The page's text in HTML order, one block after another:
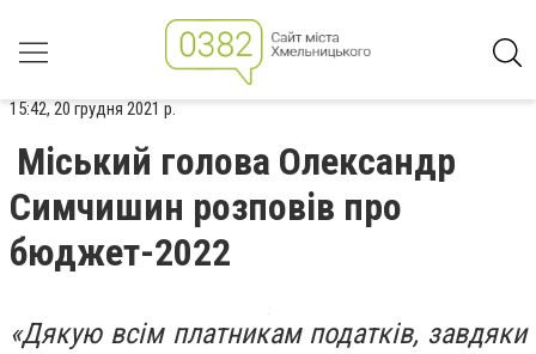
15:42, 20 грудня 2021 р.
Міський голова Олександр
Симчишин розповів про
бюджет-2022
«Дякую всім платникам податків, завдяки